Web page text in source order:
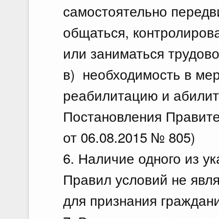
самостоятельно
общаться,
или заниматься
в) необходимость в
реабилитацию и
Постановления
от 06.08.2015 № 805)
6. Наличие одного из
Правил условий не
для признания